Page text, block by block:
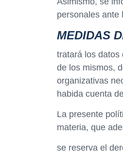
personales ante
MEDIDAS
tratará los datos
de los mismos,
organizativas
habida cuenta
La presente
materia, que
se reserva el